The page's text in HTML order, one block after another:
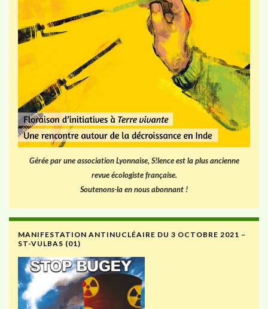
Gérée par une association Lyonnaise, S!lence est la plus ancienne
revue écologiste française.
Soutenons-la en nous abonnant !
MANIFESTATION ANTINUCLÉAIRE DU 3 OCTOBRE 2021 –
ST-VULBAS (01)